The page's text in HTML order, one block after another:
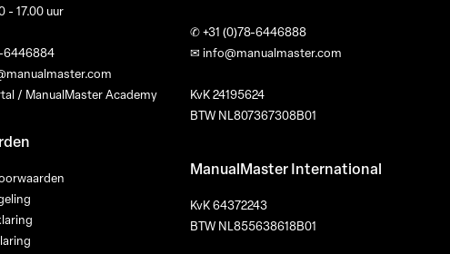
- 17.00 uur
6446884
/ ManualMaster Academy
✆+31 (0)78-6446888
✉ info@manualmaster.com
KvK 24195624
BTW NL807367308B01
ManualMaster International
KvK 64372243
BTW NL855638618B01